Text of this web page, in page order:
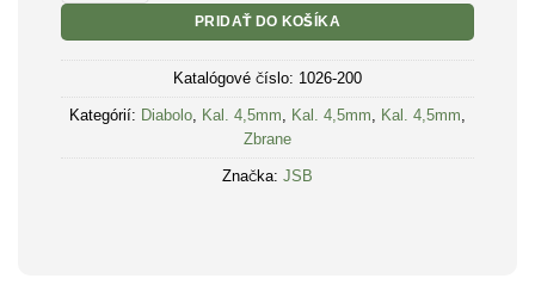
PRIDAŤ DO KOŠÍKA
Katalógové číslo: 1026-200
Kategórií: Diabolo, Kal. 4,5mm, Kal. 4,5mm, Kal. 4,5mm,
Zbrane
Značka: JSB